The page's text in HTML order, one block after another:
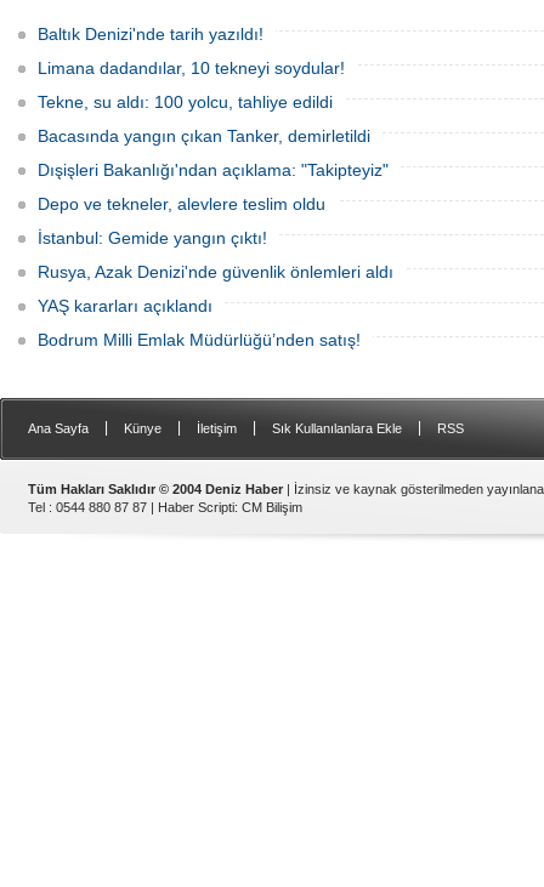
protesto gemisindeki 21 çevre aktivisti,
günlerdir gemiden çıkmalarına izin
verilmediğini ve temel haklarının ihlal
edildiğini öne sürdü. Mürettebatta iki
Britanyalı aktivist de bulunuyor.
Baltık Denizi'nde tarih yazıldı!
Limana dadandılar, 10 tekneyi soydular!
Tekne, su aldı: 100 yolcu, tahliye edildi
Bacasında yangın çıkan Tanker, demirletildi
Dışişleri Bakanlığı'ndan açıklama: "Takipteyiz"
Depo ve tekneler, alevlere teslim oldu
İstanbul: Gemide yangın çıktı!
Rusya, Azak Denizi'nde güvenlik önlemleri aldı
YAŞ kararları açıklandı
Bodrum Milli Emlak Müdürlüğü’nden satış!
Ana Sayfa Künye İletişim Sık Kullanılanlara Ekle RSS
Tüm Hakları Saklıdır © 2004 Deniz Haber | İzinsiz ve kaynak gösterilmeden
Tel : 0544 880 87 87 | Haber Scripti: CM Bilişim